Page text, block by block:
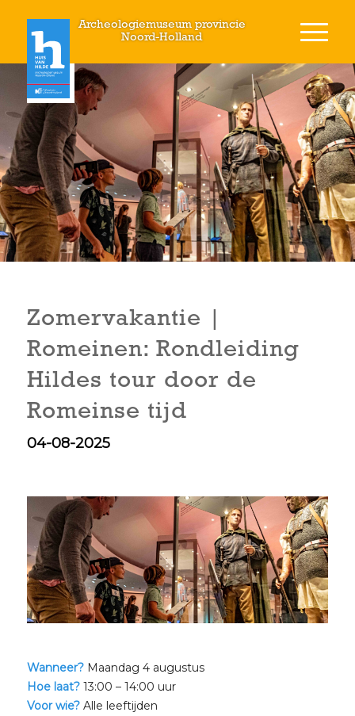
Archeologiemuseum provincie
Noord-Holland
Zomervakantie |
Romeinen: Rondleiding
Hildes tour door de
Romeinse tijd
04-08-2025
Wanneer?Maandag 4 augustus
Hoe laat?13:00 – 14:00 uur
Voor wie? Alle leeftijden